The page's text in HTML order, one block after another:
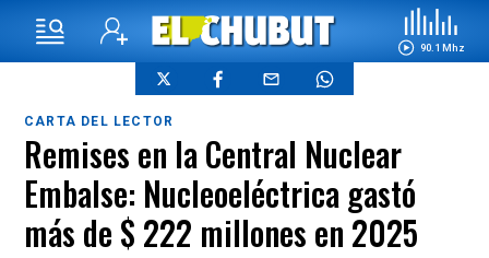
90.1 Mhz
CARTA DEL LECTOR
Remises en la Central Nuclear
Embalse: Nucleoeléctrica gastó
más de $ 222 millones en 2025